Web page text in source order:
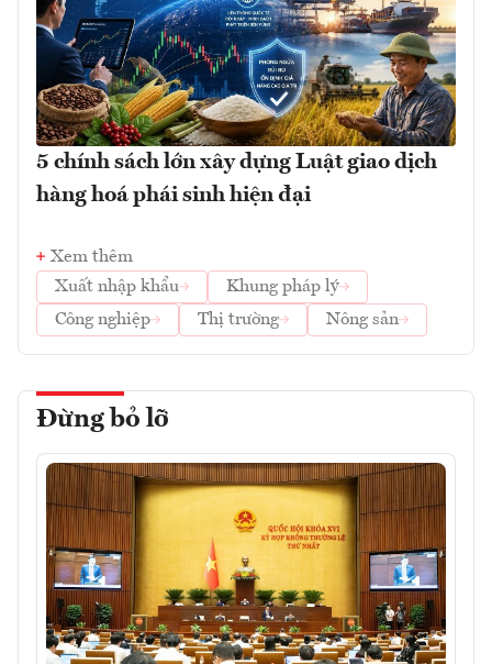
5 chính sách lớn xây dựng Luật giao dịch
hàng hoá phái sinh hiện đại
Xem thêm
Xuất nhập khẩu
Khung pháp lý
Công nghiệp
Thị trường Nông sản
Đừng bỏ lỡ